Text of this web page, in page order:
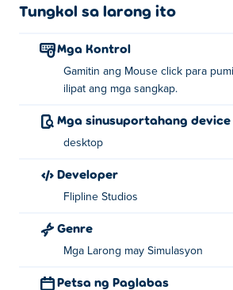
Tungkol sa larong ito
Mga Kontrol
Gamitin ang Mouse click para
ilipat ang mga sangkap.
Mga sinusuportahang device
desktop
Developer
Flipline Studios
Genre
Mga Larong may Simulasyon
Petsa ng Paglabas